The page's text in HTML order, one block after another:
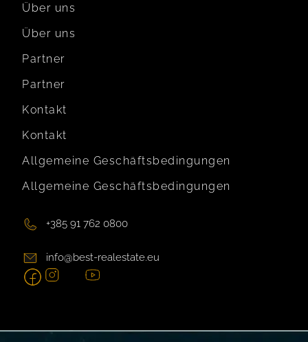
Über uns
Über uns
Partner
Partner
Kontakt
Kontakt
Allgemeine Geschäftsbedingungen
Allgemeine Geschäftsbedingungen
+385 91 762 0800
info@best-realestate.eu